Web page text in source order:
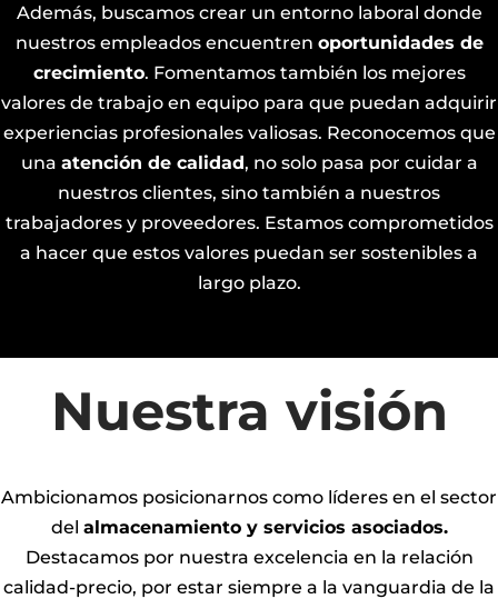
Además, buscamos crear un entorno laboral donde
nuestros empleados encuentren oportunidades de
crecimiento. Fomentamos también los mejores
valores de trabajo en equipo para que puedan adquirir
experiencias profesionales valiosas. Reconocemos que
una atención de calidad, no solo pasa por cuidar a
nuestros clientes, sino también a nuestros
trabajadores y proveedores. Estamos comprometidos
a hacer que estos valores puedan ser sostenibles a
largo plazo.
Nuestra visión
Ambicionamos posicionarnos como líderes en el sector
del almacenamiento y servicios asociados.
Destacamos por nuestra excelencia en la relación
calidad-precio, por estar siempre a la vanguardia de la